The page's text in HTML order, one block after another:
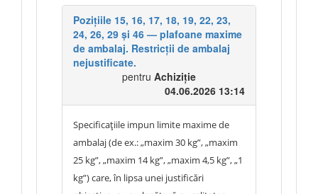
acceptată.
produse similare sau superioare din
punct de vedere tehnic. Autoritatea
contractantă precizează că produsul de
referință este utilizat pentru diluarea
vopselelor și lacurilor pe bază de solvenți
și este recomandat pentru utilizarea cu
vopsele alchidice, emailuri, grunduri și
alte materiale similare. Caracteristicile
produsului de referință reprezintă
cerințe minime, fiind acceptat orice
Pozițiile 15, 16, 17, 18, 19, 22, 23,
24, 26, 29 și 46 — plafoane maxime
de ambalaj. Restricții de ambalaj
nejustificate.
pentru Achiziție
04.06.2026 13:14
Specificațiile impun limite maxime de
ambalaj (de ex.: „maxim 30 kg”, „maxim
25 kg”, „maxim 14 kg”, „maxim 4,5 kg”, „1
kg”) care, în lipsa unei justificări